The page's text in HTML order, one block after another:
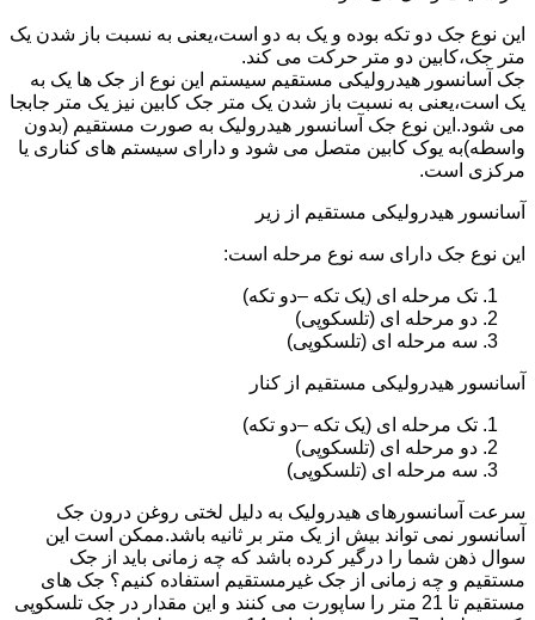
این نوع جک دو تکه بوده و یک به دو است،یعنی به نسبت باز شدن یک
متر جک،کابین دو متر حرکت می کند.
جک آسانسور هیدرولیکی مستقیم سیستم این نوع از جک ها یک به
یک است،یعنی به نسبت باز شدن یک متر جک کابین نیز یک متر جابجا
می شود.این نوع جک آسانسور هیدرولیک به صورت مستقیم (بدون
واسطه)به یوک کابین متصل می شود و دارای سیستم های کناری یا
مرکزی است.
آسانسور هیدرولیکی مستقیم از زیر
این نوع جک دارای سه نوع مرحله است:
تک مرحله ای (یک تکه –دو تکه)
دو مرحله ای (تلسکوپی)
سه مرحله ای (تلسکوپی)
آسانسور هیدرولیکی مستقیم از کنار
تک مرحله ای (یک تکه –دو تکه)
دو مرحله ای (تلسکوپی)
سه مرحله ای (تلسکوپی)
سرعت آسانسورهای هیدرولیک به دلیل لختی روغن درون جک
آسانسور نمی تواند بیش از یک متر بر ثانیه باشد.ممکن است این
سوال ذهن شما را درگیر کرده باشد که چه زمانی باید از جک
مستقیم و چه زمانی از جک غیرمستقیم استفاده کنیم؟ جک های
مستقیم تا 21 متر را ساپورت می کنند و این مقدار در جک تلسکوپی